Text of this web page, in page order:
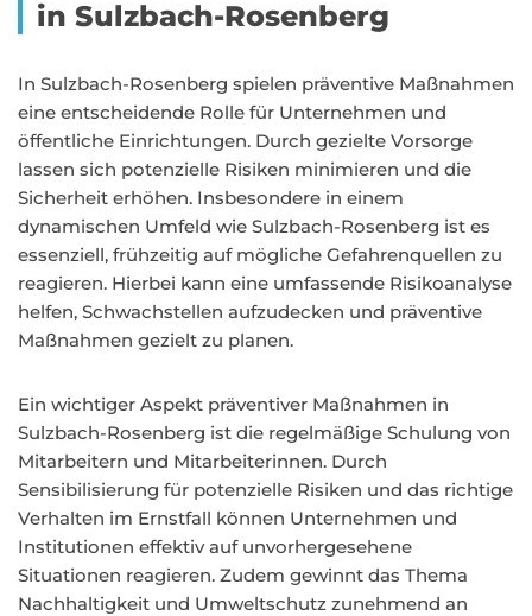
in Sulzbach-Rosenberg
In Sulzbach-Rosenberg spielen präventive Maßnahmen
eine entscheidende Rolle für Unternehmen und
öffentliche Einrichtungen. Durch gezielte Vorsorge
lassen sich potenzielle Risiken minimieren und die
Sicherheit erhöhen. Insbesondere in einem
dynamischen Umfeld wie Sulzbach-Rosenberg ist es
essenziell, frühzeitig auf mögliche Gefahrenquellen zu
reagieren. Hierbei kann eine umfassende Risikoanalyse
helfen, Schwachstellen aufzudecken und präventive
Maßnahmen gezielt zu planen.
Ein wichtiger Aspekt präventiver Maßnahmen in
Sulzbach-Rosenberg ist die regelmäßige Schulung von
Mitarbeitern und Mitarbeiterinnen. Durch
Sensibilisierung für potenzielle Risiken und das richtige
Verhalten im Ernstfall können Unternehmen und
Institutionen effektiv auf unvorhergesehene
Situationen reagieren. Zudem gewinnt das Thema
Nachhaltigkeit und Umweltschutz zunehmend an